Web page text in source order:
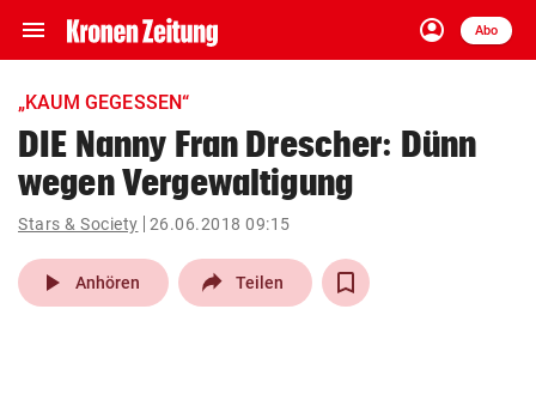
menu Navigation
ein-/ausklappen
account_circle
Anmelden
Abo
close Schließen
account_circle Anmelden
pin_drop
Wien arrow_right
„KAUM GEGESSEN“
DIE Nanny Fran Drescher: Dünn
wegen Vergewaltigung
Stars & Society 26.06.2018 09:15
play_arrow Anhören Teilen